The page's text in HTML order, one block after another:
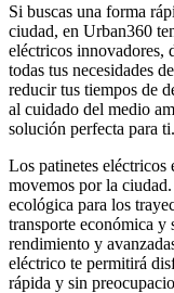
Si buscas una forma
ciudad, en Urban360
eléctricos innovadores,
todas tus necesidades
reducir tus tiempos de
al cuidado del medio
solución perfecta para ti.
Los patinetes eléctricos
movemos por la
ecológica para los
transporte económica y
rendimiento y
eléctrico te permitirá
rápida y sin